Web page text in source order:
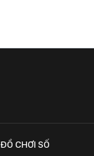
ĐỒ CHƠI SỐ